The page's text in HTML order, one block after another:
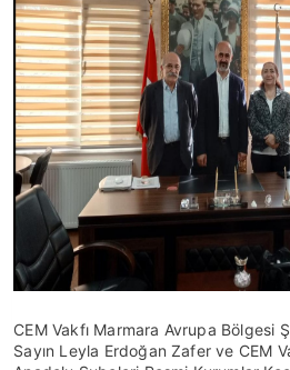
CEM Vakfı Marmara Avrupa Bölgesi
Sayın Leyla Erdoğan Zafer ve CEM